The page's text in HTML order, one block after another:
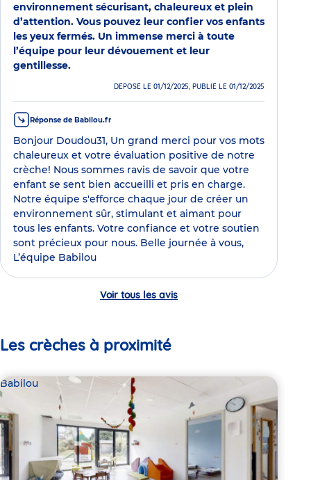
environnement sécurisant, chaleureux et plein
d’attention. Vous pouvez leur confier vos enfants
les yeux fermés. Un immense merci à toute
l’équipe pour leur dévouement et leur
gentillesse.
DÉPOSÉ LE 01/12/2025, PUBLIÉ LE 01/12/2025
Réponse de Babilou.fr
Bonjour Doudou31, Un grand merci pour vos mots
chaleureux et votre évaluation positive de notre
crèche! Nous sommes ravis de savoir que votre
enfant se sent bien accueilli et pris en charge.
Notre équipe s'efforce chaque jour de créer un
environnement sûr, stimulant et aimant pour
tous les enfants. Votre confiance et votre soutien
sont précieux pour nous. Belle journée à vous,
L’équipe Babilou
Voir tous les avis
Les crèches à proximité
Babilou